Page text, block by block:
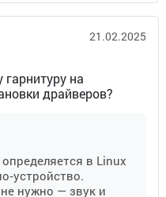
21.02.2025
на
драйверов?
в Linux
нужно — звук и